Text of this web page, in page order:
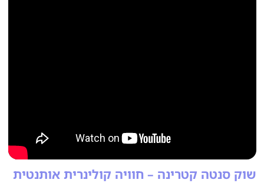
שוק סנטה קטרינה – חוויה קולינרית אותנטית